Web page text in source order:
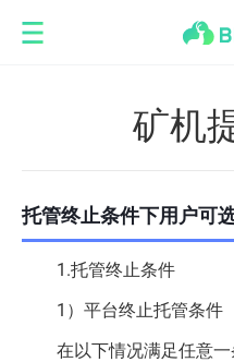
矿机
托管终止条件下用户可
1.托管终止条件
1）平台终止托管条件
在以下情况满足任意